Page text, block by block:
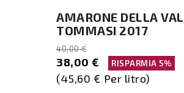
AMARONE DELLA
TOMMASI 2017
40,00 €
38,00 € RISPARMIA 5%
(45,60 € Per litro)